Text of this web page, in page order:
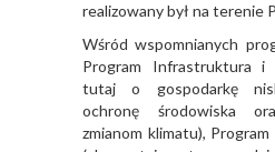
realizowany był na terenie
Wśród wspomnianych
Program Infrastruktura i
tutaj o gospodarkę
ochronę środowiska
zmianom klimatu),